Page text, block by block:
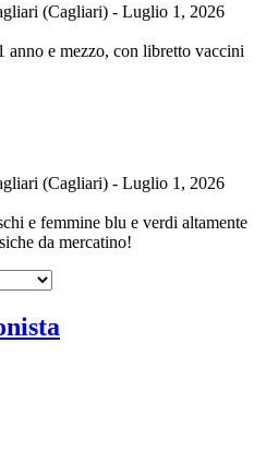
(Cagliari) - Luglio 1, 2026
anno e mezzo, con libretto vaccini
(Cagliari) - Luglio 1, 2026
e femmine blu e verdi altamente
da mercatino!